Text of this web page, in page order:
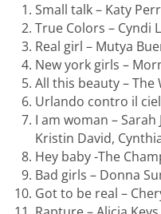
Small talk – Katy
True Colors – Cyndi
Real girl – Mutya
New york girls –
All this beauty – The
Urlando contro il
I am woman – Sarah
Kristin David,
Hey baby -The
Bad girls – Donna
Got to be real –